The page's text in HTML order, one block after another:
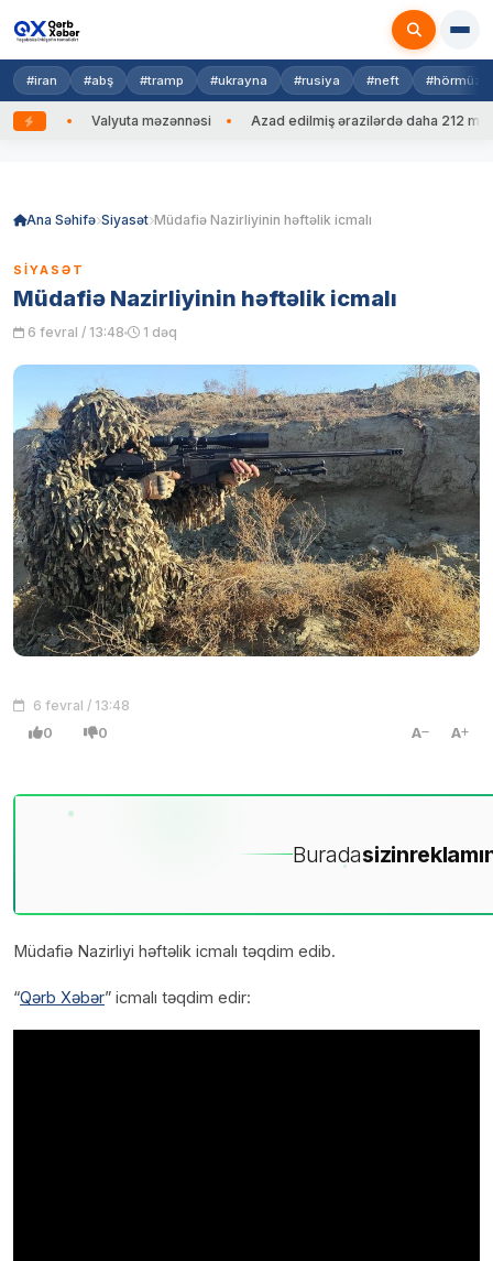
#iran #abş #tramp #ukrayna #rusiya #neft #hörmüz
Valyuta məzənnəsi Azad edilmiş ərazilərdə daha 212 mina,
Ana Səhifə Siyasət Müdafiə Nazirliyinin həftəlik icmalı
SIYASƏT
Müdafiə Nazirliyinin həftəlik icmalı
6 fevral / 13:48 1 dəq
6 fevral / 13:48
0 0 A A
Buradasizin
Müdafiə Nazirliyi həftəlik icmalı təqdim edib.
“Qərb Xəbər” icmalı təqdim edir: